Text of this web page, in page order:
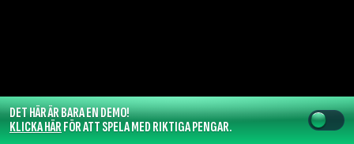
DET HÄR ÄR BARA EN DEMO!
KLICKA HÄRFÖR ATT SPELA MED RIKTIGA PENGAR.